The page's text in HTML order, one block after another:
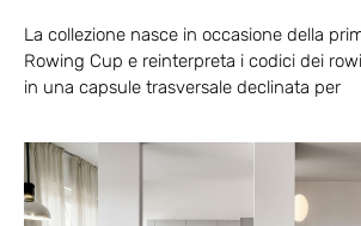
La collezione nasce in occasione della
Rowing Cup e reinterpreta i codici dei
in una capsule trasversale declinata per